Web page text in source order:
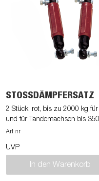
STOSSDÄMPFERSATZ
2 Stück, rot, bis zu 2000 kg für
und für Tandemachsen bis
Art nr
UVP
In den Warenkorb